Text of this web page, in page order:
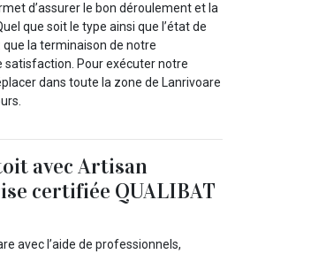
d’assurer le bon déroulement et la
que soit le type ainsi que l’état de
la terminaison de notre
satisfaction. Pour exécuter notre
dans toute la zone de Lanrivoare
avec Artisan
certifiée QUALIBAT
avec l’aide de professionnels,